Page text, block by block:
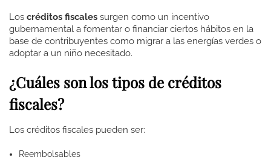
Los créditos fiscales surgen como un incentivo
gubernamental a fomentar o financiar ciertos hábitos en la
base de contribuyentes como migrar a las energías verdes o
adoptar a un niño necesitado.
¿Cuáles son los tipos de créditos
fiscales?
Los créditos fiscales pueden ser:
Reembolsables